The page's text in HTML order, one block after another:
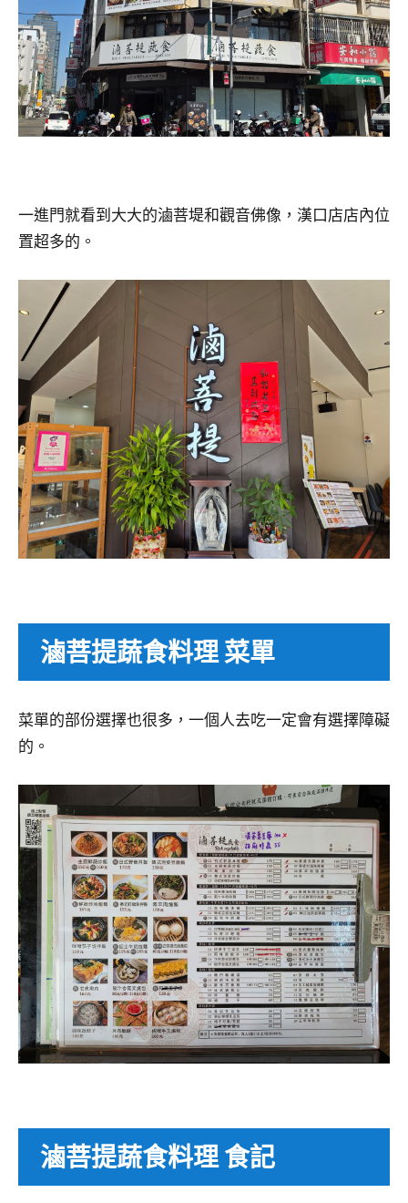
一進門就看到大大的滷菩堤和觀音佛像，漢口店店內位
置超多的。
滷菩提蔬食料理 菜單
菜單的部份選擇也很多，一個人去吃一定會有選擇障礙
的。
滷菩提蔬食料理 食記